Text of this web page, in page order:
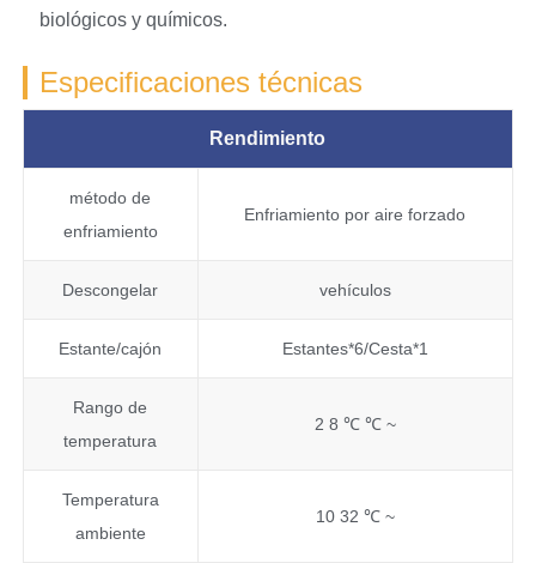
biológicos y químicos.
Especificaciones técnicas
Rendimiento
método de
enfriamiento
Enfriamiento por aire forzado
Descongelar vehículos
Estante/cajón Estantes*6/Cesta*1
Rango de
temperatura
2 8 ℃ ℃ ~
Temperatura
ambiente
10 32 ℃ ~